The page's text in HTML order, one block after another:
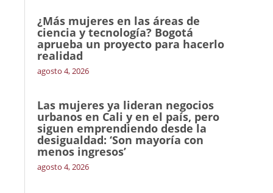
¿Más mujeres en las áreas de
ciencia y tecnología? Bogotá
aprueba un proyecto para hacerlo
realidad
agosto 4, 2026
Las mujeres ya lideran negocios
urbanos en Cali y en el país, pero
siguen emprendiendo desde la
desigualdad: ‘Son mayoría con
menos ingresos’
agosto 4, 2026